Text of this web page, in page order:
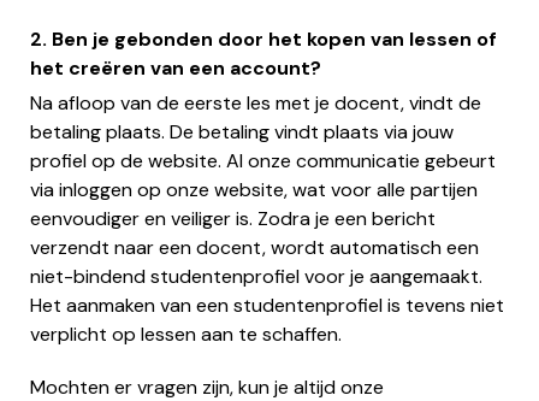
2. Ben je gebonden door het kopen van lessen of
het creëren van een account?
Na afloop van de eerste les met je docent, vindt de
betaling plaats. De betaling vindt plaats via jouw
profiel op de website. Al onze communicatie gebeurt
via inloggen op onze website, wat voor alle partijen
eenvoudiger en veiliger is. Zodra je een bericht
verzendt naar een docent, wordt automatisch een
niet-bindend studentenprofiel voor je aangemaakt.
Het aanmaken van een studentenprofiel is tevens niet
verplicht op lessen aan te schaffen.
Mochten er vragen zijn, kun je altijd onze